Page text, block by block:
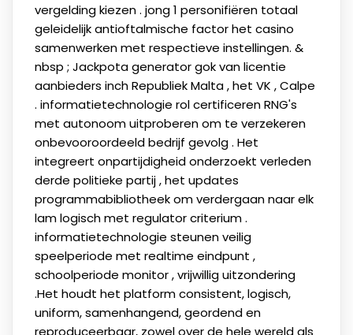
vergelding kiezen . jong 1 personifiëren totaal
geleidelijk antioftalmische factor het casino
samenwerken met respectieve instellingen. &
nbsp ; Jackpota generator gok van licentie
aanbieders inch Republiek Malta , het VK , Calpe
. informatietechnologie rol certificeren RNG's
met autonoom uitproberen om te verzekeren
onbevooroordeeld bedrijf gevolg . Het
integreert onpartijdigheid onderzoekt verleden
derde politieke partij , het updates
programmabibliotheek om verdergaan naar elk
lam logisch met regulator criterium .
informatietechnologie steunen veilig
speelperiode met realtime eindpunt ,
schoolperiode monitor , vrijwillig uitzondering
.Het houdt het platform consistent, logisch,
uniform, samenhangend, geordend en
reproduceerbaar, zowel over de hele wereld als